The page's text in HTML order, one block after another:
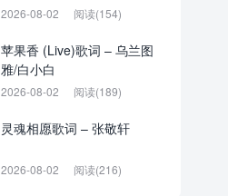
2026-08-02 阅读(154)
苹果香 (Live)歌词 – 乌兰图
雅/白小白
2026-08-02 阅读(189)
灵魂相愿歌词 – 张敬轩
2026-08-02 阅读(216)